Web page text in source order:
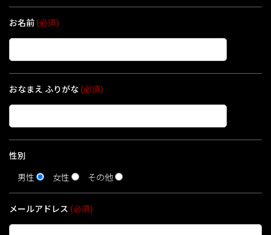
お名前 (必須)
おなまえ ふりがな (必須)
性別
男性
女性 その他
メールアドレス (必須)